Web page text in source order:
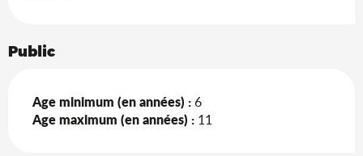
Public
Age minimum (en années) : 6
Age maximum (en années) : 11